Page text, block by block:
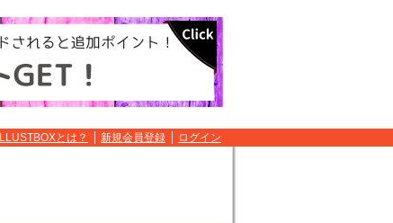
ILLUSTBOXとは？ 新規会員登録 ログイン